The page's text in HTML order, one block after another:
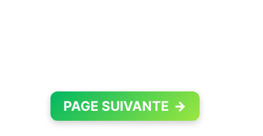
PAGE SUIVANTE →